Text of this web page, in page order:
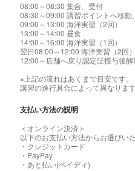
08:00～08:30 集合、受付
08:30～09:00 講習ポイントへ移動
09:00～13:00 海洋実習（2回）
13:00～14:00 昼食
14:00～16:00 海洋実習（1回）
翌日08:00～12:00 海洋実習（2回）
12:00～店舗へ戻り認定証授与後解
※上記の流れはあくまで目安です。
講習の進行具合によって異なりま
支払い方法の説明
＜オンライン決済＞
以下のお支払い方法からお選びいた
・クレジットカード
・PayPay
・あと払い(ペイディ)